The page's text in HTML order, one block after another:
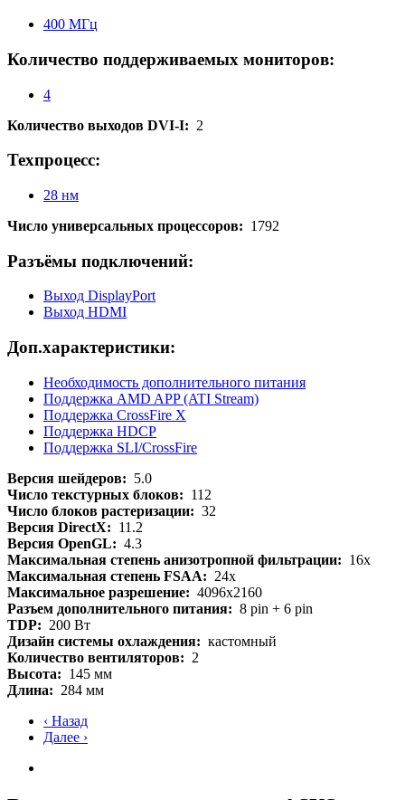
400 МГц
Количество поддерживаемых мониторов:
4
Количество выходов DVI-I: 2
Техпроцесс:
28 нм
Число универсальных процессоров: 1792
Разъёмы подключений:
Выход DisplayPort
Выход HDMI
Доп.характеристики:
Необходимость дополнительного питания
Поддержка AMD APP (ATI Stream)
Поддержка CrossFire X
Поддержка HDCP
Поддержка SLI/CrossFire
Версия шейдеров: 5.0
Число текстурных блоков: 112
Число блоков растеризации: 32
Версия DirectX: 11.2
Версия OpenGL: 4.3
Максимальная степень анизотропной фильтрации: 16x
Максимальная степень FSAA: 24x
Максимальное разрешение: 4096x2160
Разъем дополнительного питания: 8 pin + 6 pin
TDP: 200 Вт
Дизайн системы охлаждения: кастомный
Количество вентиляторов: 2
Высота: 145 мм
Длина: 284 мм
‹ Назад
Далее ›